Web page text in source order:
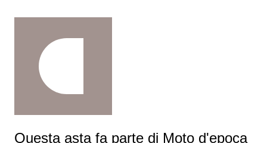
Questa asta fa parte di Moto d'epoca